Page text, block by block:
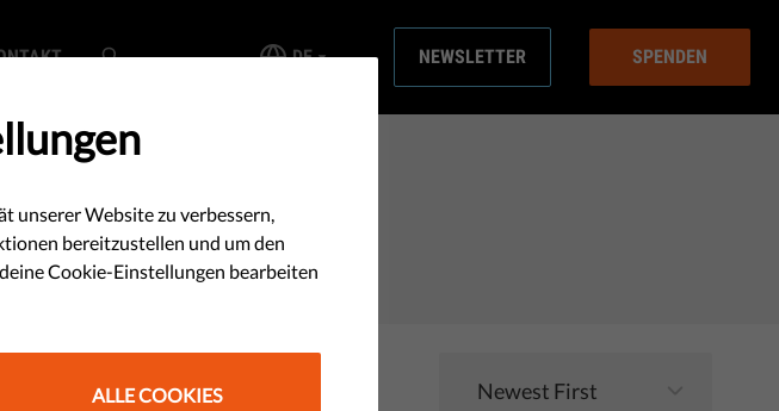
DE NEWSLETTER SPENDEN
SEARCH
unserer Website zu verbessern,
bereitzustellen und um den
Cookie-Einstellungen bearbeiten
ALLE COOKIES